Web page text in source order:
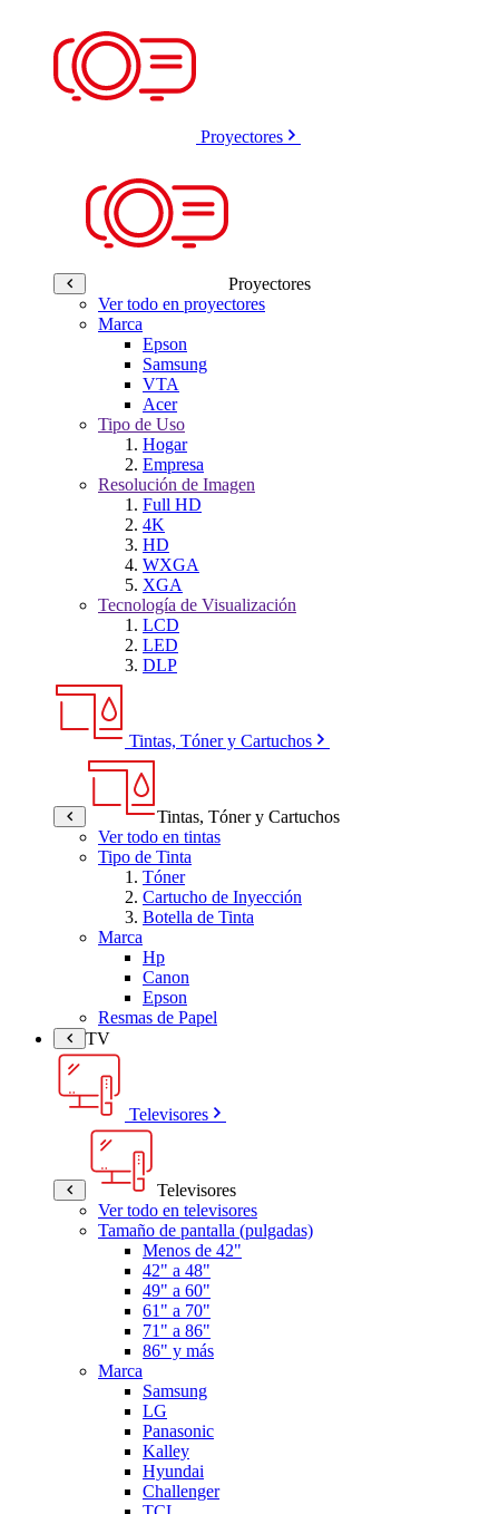
Proyectores
Proyectores
Ver todo en proyectores
Marca
Epson
Samsung
VTA
Acer
Tipo de Uso
Hogar
Empresa
Resolución de Imagen
Full HD
4K
HD
WXGA
XGA
Tecnología de Visualización
LCD
LED
DLP
Tintas, Tóner y Cartuchos
Tintas, Tóner y Cartuchos
Ver todo en tintas
Tipo de Tinta
Tóner
Cartucho de Inyección
Botella de Tinta
Marca
Hp
Canon
Epson
Resmas de Papel
TV
Televisores
Televisores
Ver todo en televisores
Tamaño de pantalla (pulgadas)
Menos de 42"
42" a 48"
49" a 60"
61" a 70"
71" a 86"
86" y más
Marca
Samsung
LG
Panasonic
Kalley
Hyundai
Challenger